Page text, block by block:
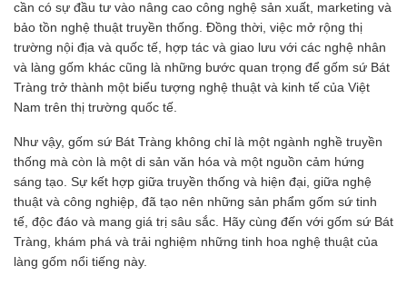
cần có sự đầu tư vào nâng cao công nghệ sản xuất, marketing và
bảo tồn nghệ thuật truyền thống. Đồng thời, việc mở rộng thị
trường nội địa và quốc tế, hợp tác và giao lưu với các nghệ nhân
và làng gốm khác cũng là những bước quan trọng để gốm sứ Bát
Tràng trở thành một biểu tượng nghệ thuật và kinh tế của Việt
Nam trên thị trường quốc tế.
Như vậy, gốm sứ Bát Tràng không chỉ là một ngành nghề truyền
thống mà còn là một di sản văn hóa và một nguồn cảm hứng
sáng tạo. Sự kết hợp giữa truyền thống và hiện đại, giữa nghệ
thuật và công nghiệp, đã tạo nên những sản phẩm gốm sứ tinh
tế, độc đáo và mang giá trị sâu sắc. Hãy cùng đến với gốm sứ Bát
Tràng, khám phá và trải nghiệm những tinh hoa nghệ thuật của
làng gốm nổi tiếng này.